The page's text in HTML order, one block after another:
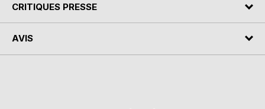
CRITIQUES PRESSE
AVIS